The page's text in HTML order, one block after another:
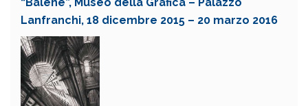
Lanfranchi, 18 dicembre 2015 – 20 marzo 2016